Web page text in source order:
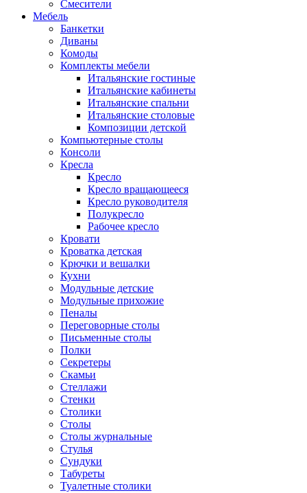
Смесители
Мебель
Банкетки
Диваны
Комоды
Комплекты мебели
Итальянские гостиные
Итальянские кабинеты
Итальянские спальни
Итальянские столовые
Композиции детской
Компьютерные столы
Консоли
Кресла
Кресло
Кресло вращающееся
Кресло руководителя
Полукресло
Рабочее кресло
Кровати
Кроватка детская
Крючки и вешалки
Кухни
Модульные детские
Модульные прихожие
Пеналы
Переговорные столы
Письменные столы
Полки
Секретеры
Скамьи
Стеллажи
Стенки
Столики
Столы
Столы журнальные
Стулья
Сундуки
Табуреты
Туалетные столики